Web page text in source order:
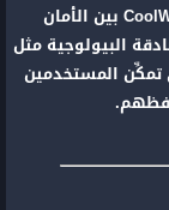
تجمع CoolWallet S بين الأمان
البيولوجية مثل
تمكِّن المستخدمين